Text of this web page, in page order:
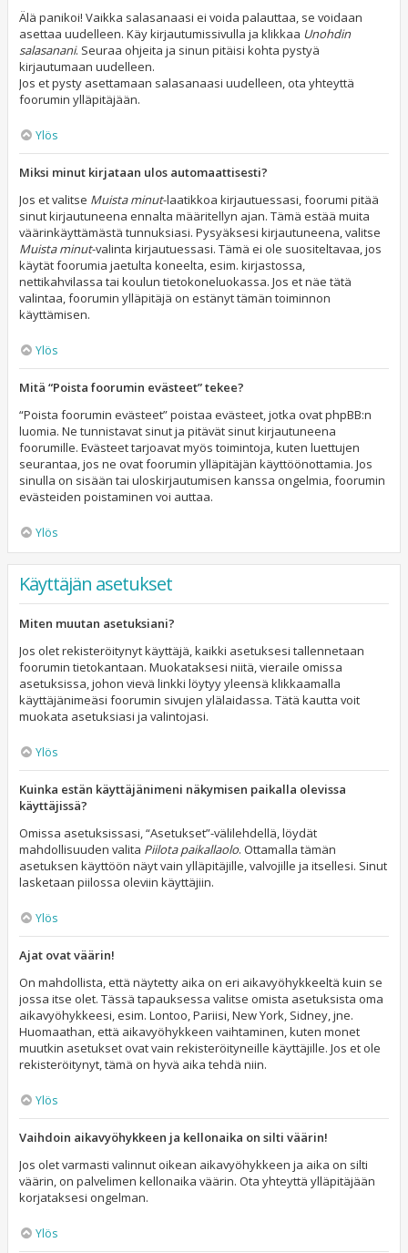
Älä panikoi! Vaikka salasanaasi ei voida palauttaa, se voidaan
asettaa uudelleen. Käy kirjautumissivulla ja klikkaa Unohdin
salasanani. Seuraa ohjeita ja sinun pitäisi kohta pystyä
kirjautumaan uudelleen.
Jos et pysty asettamaan salasanaasi uudelleen, ota yhteyttä
foorumin ylläpitäjään.
Ylös
Miksi minut kirjataan ulos automaattisesti?
Jos et valitse Muista minut-laatikkoa kirjautuessasi, foorumi pitää
sinut kirjautuneena ennalta määritellyn ajan. Tämä estää muita
väärinkäyttämästä tunnuksiasi. Pysyäksesi kirjautuneena, valitse
Muista minut-valinta kirjautuessasi. Tämä ei ole suositeltavaa, jos
käytät foorumia jaetulta koneelta, esim. kirjastossa,
nettikahvilassa tai koulun tietokoneluokassa. Jos et näe tätä
valintaa, foorumin ylläpitäjä on estänyt tämän toiminnon
käyttämisen.
Ylös
Mitä “Poista foorumin evästeet” tekee?
“Poista foorumin evästeet” poistaa evästeet, jotka ovat phpBB:n
luomia. Ne tunnistavat sinut ja pitävät sinut kirjautuneena
foorumille. Evästeet tarjoavat myös toimintoja, kuten luettujen
seurantaa, jos ne ovat foorumin ylläpitäjän käyttöönottamia. Jos
sinulla on sisään tai uloskirjautumisen kanssa ongelmia, foorumin
evästeiden poistaminen voi auttaa.
Ylös
Käyttäjän asetukset
Miten muutan asetuksiani?
Jos olet rekisteröitynyt käyttäjä, kaikki asetuksesi tallennetaan
foorumin tietokantaan. Muokataksesi niitä, vieraile omissa
asetuksissa, johon vievä linkki löytyy yleensä klikkaamalla
käyttäjänimeäsi foorumin sivujen ylälaidassa. Tätä kautta voit
muokata asetuksiasi ja valintojasi.
Ylös
Kuinka estän käyttäjänimeni näkymisen paikalla olevissa
käyttäjissä?
Omissa asetuksissasi, “Asetukset”-välilehdellä, löydät
mahdollisuuden valita Piilota paikallaolo. Ottamalla tämän
asetuksen käyttöön näyt vain ylläpitäjille, valvojille ja itsellesi. Sinut
lasketaan piilossa oleviin käyttäjiin.
Ylös
Ajat ovat väärin!
On mahdollista, että näytetty aika on eri aikavyöhykkeeltä kuin se
jossa itse olet. Tässä tapauksessa valitse omista asetuksista oma
aikavyöhykkeesi, esim. Lontoo, Pariisi, New York, Sidney, jne.
Huomaathan, että aikavyöhykkeen vaihtaminen, kuten monet
muutkin asetukset ovat vain rekisteröityneille käyttäjille. Jos et ole
rekisteröitynyt, tämä on hyvä aika tehdä niin.
Ylös
Vaihdoin aikavyöhykkeen ja kellonaika on silti väärin!
Jos olet varmasti valinnut oikean aikavyöhykkeen ja aika on silti
väärin, on palvelimen kellonaika väärin. Ota yhteyttä ylläpitäjään
korjataksesi ongelman.
Ylös